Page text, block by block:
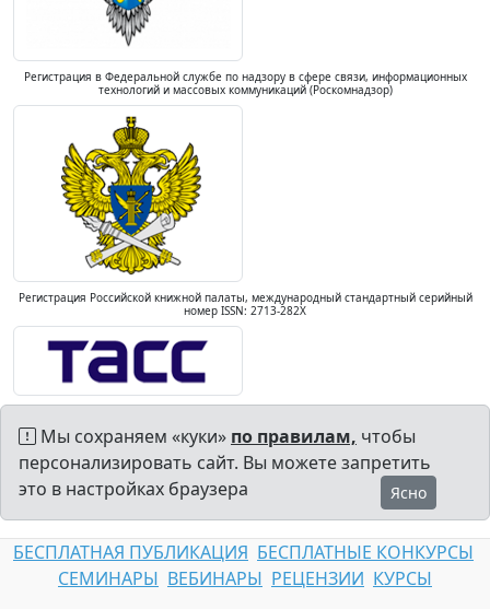
Регистрация в Федеральной службе по надзору в сфере связи, информационных
технологий и массовых коммуникаций (Роскомнадзор)
Регистрация Российской книжной палаты, международный стандартный серийный
номер ISSN: 2713-282X
Мы сохраняем «куки» по правилам, чтобы
персонализировать сайт. Вы можете запретить
это в настройках браузера
Ясно
БЕСПЛАТНАЯ ПУБЛИКАЦИЯ БЕСПЛАТНЫЕ КОНКУРСЫ
СЕМИНАРЫ ВЕБИНАРЫ РЕЦЕНЗИИ КУРСЫ